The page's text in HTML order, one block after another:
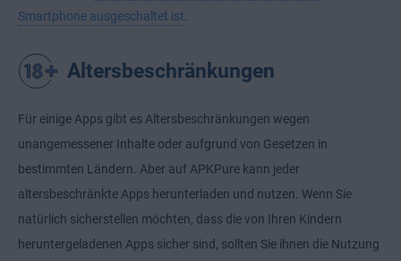
Smartphone ausgeschaltet ist.
Altersbeschränkungen
Für einige Apps gibt es Altersbeschränkungen wegen
unangemessener Inhalte oder aufgrund von Gesetzen in
bestimmten Ländern. Aber auf APKPure kann jeder
altersbeschränkte Apps herunterladen und nutzen. Wenn Sie
natürlich sicherstellen möchten, dass die von Ihren Kindern
heruntergeladenen Apps sicher sind, sollten Sie ihnen die Nutzung